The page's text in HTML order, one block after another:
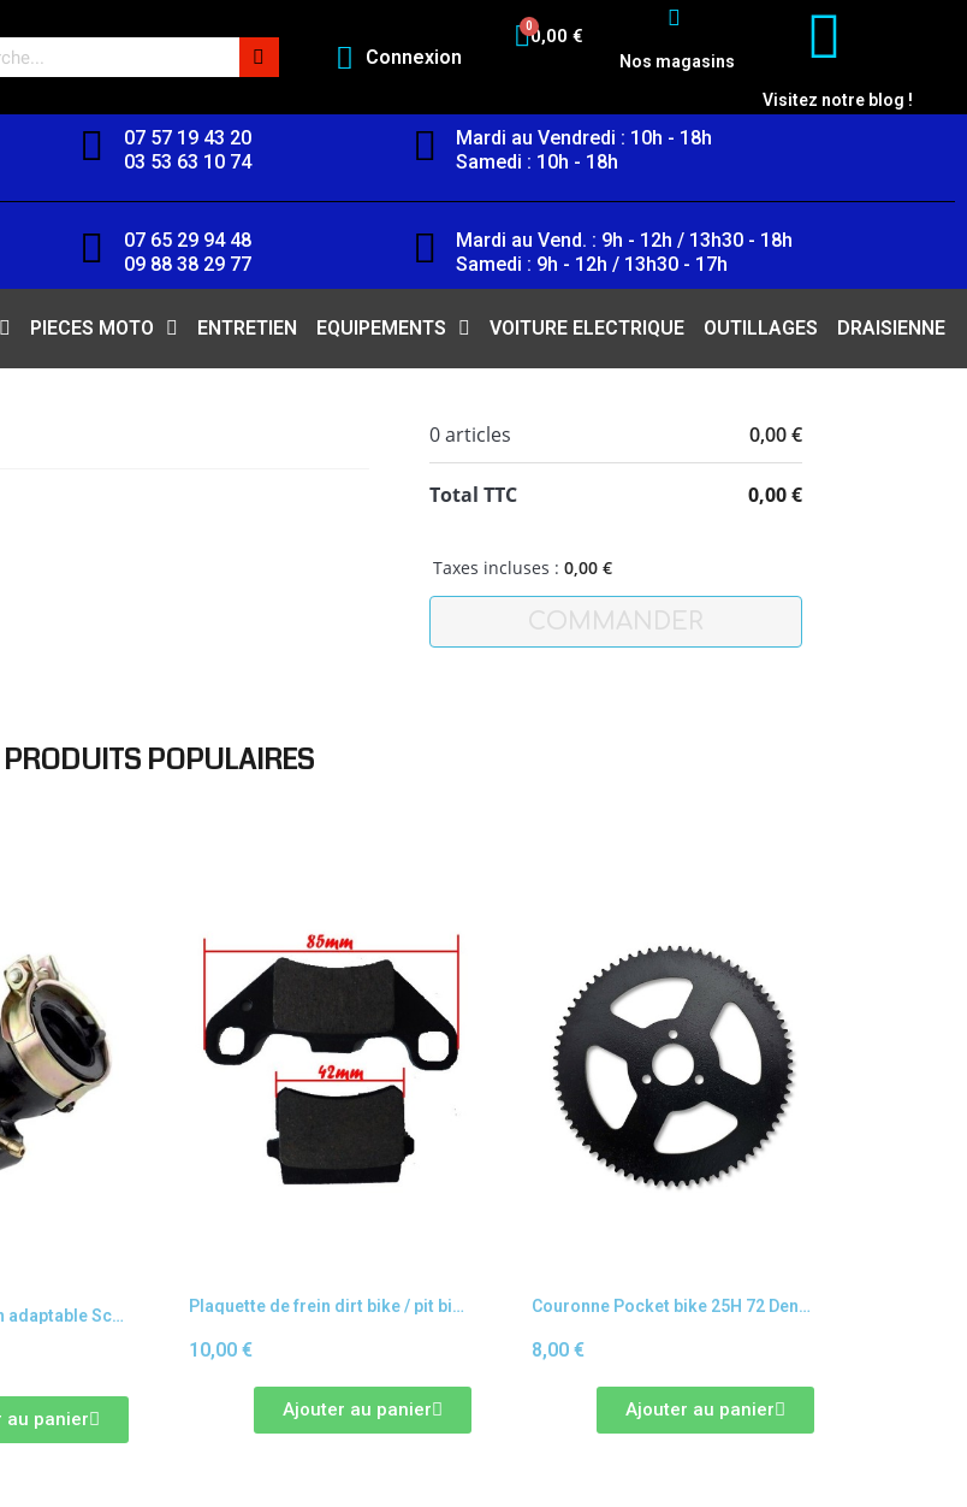
Connexion
0,00 €
Nos magasins
Visitez notre blog !
07 57 19 43 20
03 53 63 10 74
Mardi au Vendredi : 10h - 18h
Samedi : 10h - 18h
07 65 29 94 48
09 88 38 29 77
Mardi au Vend. : 9h - 12h / 13h30 - 18h
Samedi : 9h - 12h / 13h30 - 17h
PIECES MOTO ENTRETIEN EQUIPEMENTS VOITURE ELECTRIQUE OUTILLAGES DRAISIENNE
0 articles 0,00 €
Total TTC 0,00 €
Taxes incluses : 0,00 €
COMMANDER
PRODUITS POPULAIRES
Pipe GY6 admission adaptable Scooter 4T chinois 50cc (139QMB)
au panier
Plaquette de frein dirt bike / pit bike type 7
10,00 €
Ajouter au panier
Couronne Pocket bike 25H 72 Dents Petit maillons
8,00 €
Ajouter au panier